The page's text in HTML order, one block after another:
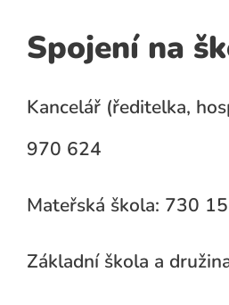
Spojení na
Kancelář (ředitelka,
970 624
Mateřská škola: 730
Základní škola a